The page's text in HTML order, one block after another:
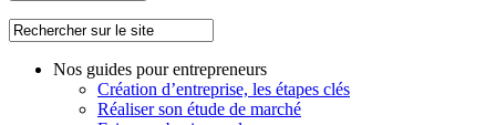
Nos guides pour entrepreneurs
Création d’entreprise, les étapes clés
Réaliser son étude de marché